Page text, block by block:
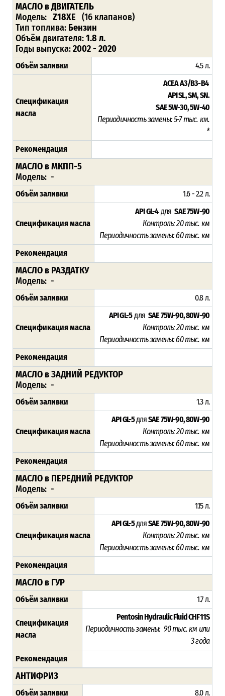
МАСЛО в ДВИГАТЕЛЬ
Модель: Z18XE (16 клапанов)
Тип топлива: Бензин
Объём двигателя:1.8 л.
Годы выпуска:2002 - 2020
Объём заливки 4.5 л.
Спецификация
масла
ACEA А3/В3-В4
API SL, SM, SN.
SAE 5W-30, 5W-40
Периодичность замены: 5-7 тыс. км.
*
Рекомендация
МАСЛО в МКПП-5
Модель: -
Объём заливки 1.6 - 2.2 л.
Спецификация масла
API GL-4 дляSAE 75W-90
Контроль: 20 тыс. км
Периодичность замены: 60 тыс. км
Рекомендация
МАСЛО в РАЗДАТКУ
Модель: -
Объём заливки 0.8 л.
Спецификация масла
API GL-5дляSAE 75W-90, 80W-90
Контроль: 20 тыс. км
Периодичность замены:60 тыс. км
Рекомендация
МАСЛО в ЗАДНИЙ РЕДУКТОР
Модель: -
Объём заливки 1.3 л.
Спецификация масла
API GL-5дляSAE 75W-90, 80W-90
Контроль: 20 тыс. км
Периодичность замены:60 тыс. км
Рекомендация
МАСЛО в ПЕРЕДНИЙ РЕДУКТОР
Модель: -
Объём заливки 1.15 л.
Спецификация масла
API GL-5дляSAE 75W-90, 80W-90
Контроль: 20 тыс. км
Периодичность замены:60 тыс. км
Рекомендация
МАСЛО в ГУР
Объём заливки 1.7 л.
Спецификация
масла
Pentosin Hydraulic Fluid CHF11S
Периодичность замены: 90 тыс. км или
3 года
Рекомендация
АНТИФРИЗ
Объём заливки 8.0 л.